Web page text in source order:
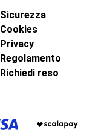
Sicurezza
Cookies
Privacy
Regolamento
Richiedi reso